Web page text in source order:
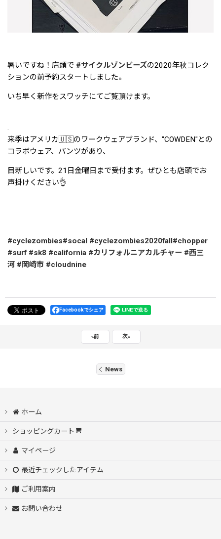
暑いですね！店頭で #サイクルゾンビーズの2020年秋コレク
ションの前予約スタートしました。
いち早く新作をスワッチにてご覧頂けます。
.
来季はアメリカ🇺🇸のワークウェアブランド、"COWDEN"との
コラボウェア、パンツがあり、
目新しいです。21日金曜日まで受付ます。ぜひとも店頭でお
声掛けください👌
#cyclezombies#socal #cyclezombies2020fall#chopper
#surf #sk8 #california #カリフォルニアカルチャー #西三
河 #岡崎市 #cloudnine
Facebookでシェア
«前 次»
News
ホーム
ショッピングカート
マイページ
最近チェックしたアイテム
ご利用案内
お問い合わせ